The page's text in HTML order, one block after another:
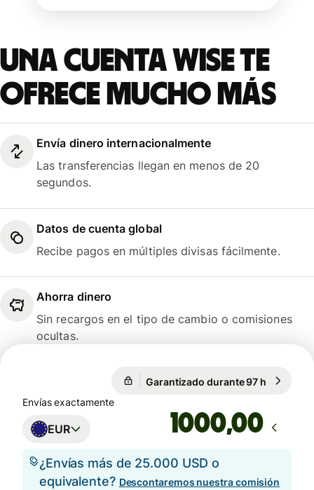
Una cuenta Wise te
ofrece mucho más
Envía dinero internacionalmente
Las transferencias llegan en menos de 20
segundos.
Datos de cuenta global
Recibe pagos en múltiples divisas fácilmente.
Ahorra dinero
Sin recargos en el tipo de cambio o comisiones
ocultas.
Garantizado durante 97 h
Envías exactamente
EUR ,00
¿Envías más de 25.000 USD o
equivalente? Descontaremos nuestra comisión